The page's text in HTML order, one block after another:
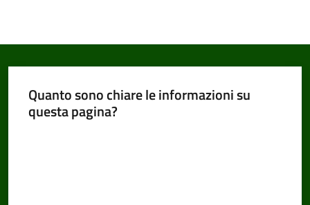
Quanto sono chiare le informazioni su
questa pagina?